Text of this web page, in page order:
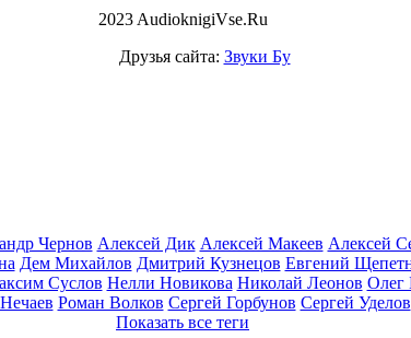
2023 AudioknigiVse.Ru
Друзья сайта: Звуки Бу
Чернов Алексей Дик Алексей Макеев Алексей
Дем Михайлов Дмитрий Кузнецов Евгений
Суслов Нелли Новикова Николай Леонов Олег
Роман Волков Сергей Горбунов Сергей Уделов
Показать все теги